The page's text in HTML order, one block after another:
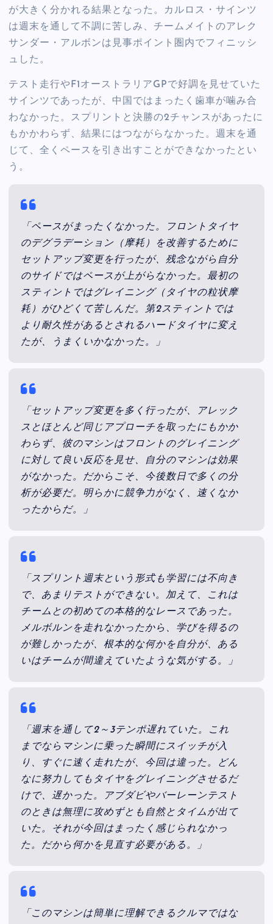
が大きく分かれる結果となった。カルロス・サインツ
は週末を通して不調に苦しみ、チームメイトのアレク
サンダー・アルボンは見事ポイント圏内でフィニッシ
ュした。
テスト走行やF1オーストラリアGPで好調を見せていた
サインツであったが、中国ではまったく歯車が噛み合
わなかった。スプリントと決勝の2チャンスがあったに
もかかわらず、結果にはつながらなかった。週末を通
じて、全くペースを引き出すことができなかったとい
う。
「ペースがまったくなかった。フロントタイヤ
のデグラデーション（摩耗）を改善するために
セットアップ変更を行ったが、残念ながら自分
のサイドではペースが上がらなかった。最初の
スティントではグレイニング（タイヤの粒状摩
耗）がひどくて苦しんだ。第2スティントでは
より耐久性があるとされるハードタイヤに変え
たが、うまくいかなかった。」
「セットアップ変更を多く行ったが、アレック
スとほとんど同じアプローチを取ったにもかか
わらず、彼のマシンはフロントのグレイニング
に対して良い反応を見せ、自分のマシンは効果
がなかった。だからこそ、今後数日で多くの分
析が必要だ。明らかに競争力がなく、速くなか
ったからだ。」
「スプリント週末という形式も学習には不向き
で、あまりテストができない。加えて、これは
チームとの初めての本格的なレースであった。
メルボルンを走れなかったから、学びを得るの
が難しかったが、根本的な何かを自分が、ある
いはチームが間違えていたような気がする。」
「週末を通して2～3テンポ遅れていた。これ
までならマシンに乗った瞬間にスイッチが入
り、すぐに速く走れたが、今回は違った。どん
なに努力してもタイヤをグレイニングさせるだ
けで、遅かった。アブダビやバーレーンテスト
のときは無理に攻めずとも自然とタイムが出て
いた。それが今回はまったく感じられなかっ
た。だから何かを見直す必要がある。」
「このマシンは簡単に理解できるクルマではな